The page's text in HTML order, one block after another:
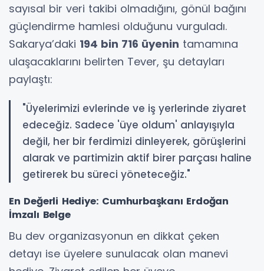
sayısal bir veri takibi olmadığını, gönül bağını
güçlendirme hamlesi olduğunu vurguladı.
Sakarya’daki 194 bin 716 üyenin tamamına
ulaşacaklarını belirten Tever, şu detayları
paylaştı:
"Üyelerimizi evlerinde ve iş yerlerinde ziyaret
edeceğiz. Sadece 'üye oldum' anlayışıyla
değil, her bir ferdimizi dinleyerek, görüşlerini
alarak ve partimizin aktif birer parçası haline
getirerek bu süreci yöneteceğiz."
En Değerli Hediye: Cumhurbaşkanı Erdoğan
İmzalı Belge
Bu dev organizasyonun en dikkat çeken
detayı ise üyelere sunulacak olan manevi